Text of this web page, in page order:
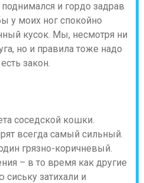
и гордо задрав
у моих ног спокойно
кусок. Мы, несмотря ни
но и правила тоже надо
закон.
соседской кошки.
всегда самый сильный.
грязно-коричневый.
– в то время как другие
сиську затихали и